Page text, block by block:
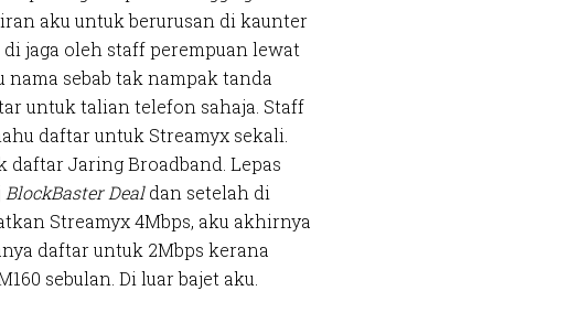
aku untuk berurusan di kaunter
jaga oleh staff perempuan lewat
sebab tak nampak tanda
untuk talian telefon sahaja. Staff
daftar untuk Streamyx sekali.
daftar Jaring Broadband. Lepas
BlockBaster Dealdan setelah di
Streamyx 4Mbps, aku akhirnya
daftar untuk 2Mbps kerana
sebulan. Di luar bajet aku.